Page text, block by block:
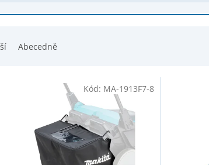
Abecedně
Kód: MA-1913F7-8